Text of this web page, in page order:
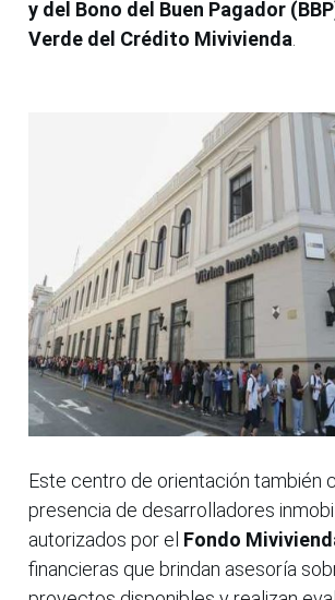
y del Bono del Buen Pagador
Verde del Crédito Mivivienda
Este centro de orientación también
presencia de desarrolladores
autorizados por el Fondo
financieras que brindan asesoría